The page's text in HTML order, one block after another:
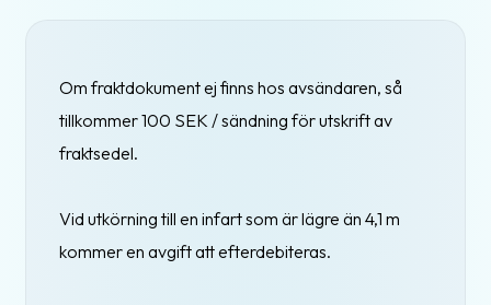
Om fraktdokument ej finns hos avsändaren, så
tillkommer 100 SEK / sändning för utskrift av
fraktsedel.
Vid utkörning till en infart som är lägre än 4,1 m
kommer en avgift att efterdebiteras.